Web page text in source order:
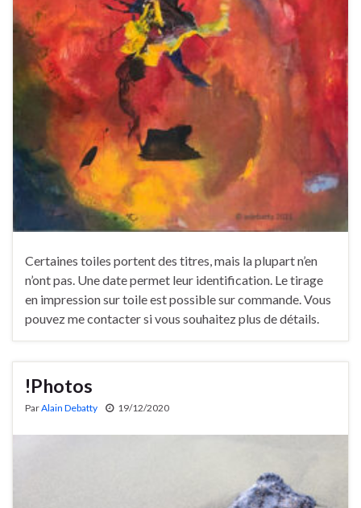
Certaines toiles portent des titres, mais la plupart n’en
n’ont pas. Une date permet leur identification. Le tirage
en impression sur toile est possible sur commande. Vous
pouvez me contacter si vous souhaitez plus de détails.
!Photos
ParAlain Debatty 19/12/2020